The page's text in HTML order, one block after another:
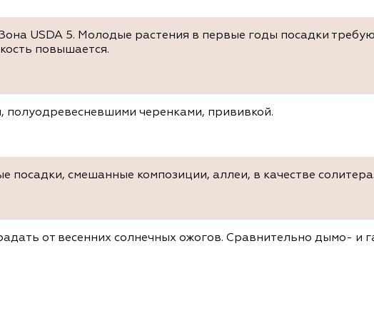
USDA 5. Молодые растения в первые годы посадки
повышается.
полуодревесневшими черенками, прививкой.
посадки, смешанные композиции, аллеи, в качестве солитера.
от весенних солнечных ожогов. Сравнительно дымо- и